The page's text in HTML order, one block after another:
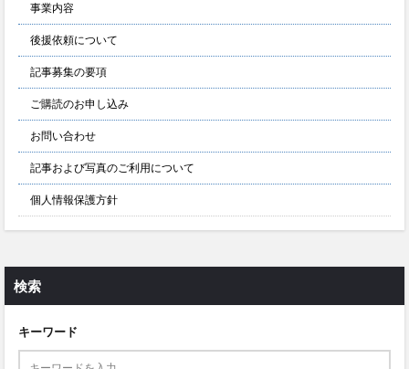
事業内容
後援依頼について
記事募集の要項
ご購読のお申し込み
お問い合わせ
記事および写真のご利用について
個人情報保護方針
検索
キーワード